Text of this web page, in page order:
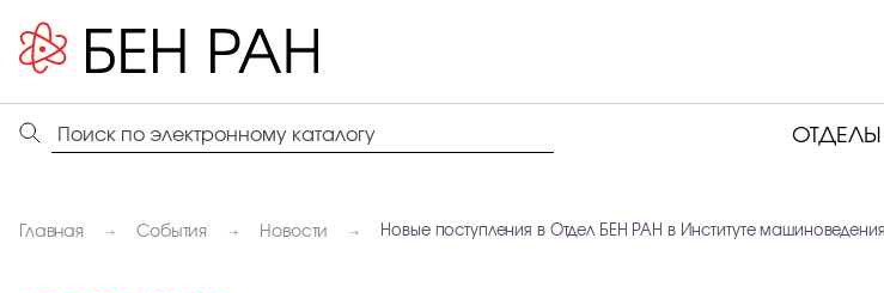
ОТДЕЛЫ
Главная События Новости Новые поступления в Отдел БЕН РАН в Институте машиноведения